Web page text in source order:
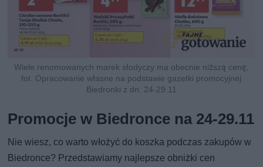
Wiele renomowanych marek słodyczy ma obecnie niższą cenę,
fot. Opracowanie własne na podstawie gazetki promocyjnej
Biedronki z dn. 24-29.11
Promocje w Biedronce na 24-29.11
Nie wiesz, co warto włożyć do koszka podczas zakupów w
Biedronce? Przedstawiamy najlepsze obniżki cen